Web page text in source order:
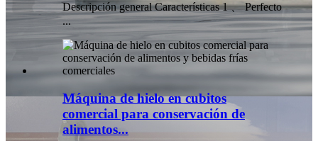
Descripción general Características 1 、 Perfecto
...
Máquina de hielo en cubitos
comercial para conservación de
alimentos...